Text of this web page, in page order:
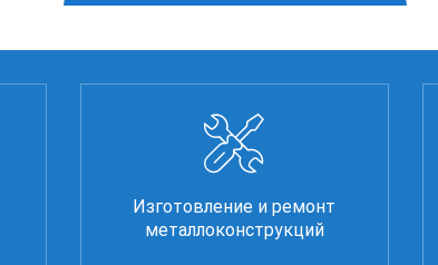
Изготовление и ремонт
металлоконструкций